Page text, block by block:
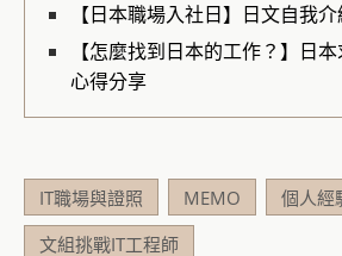
【日本職場入社日】日文自我
【怎麼找到日本的工作？】日
心得分享
IT職場與證照 MEMO
個人經
文組挑戰IT工程師